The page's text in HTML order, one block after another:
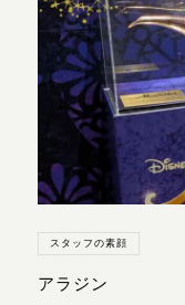
スタッフの素顔
アラジン